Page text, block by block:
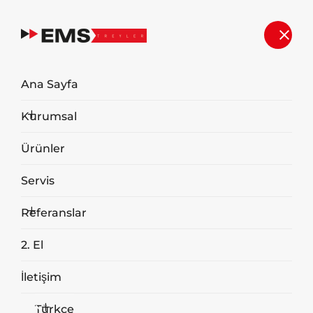
Ana Sayfa
Kurumsal
Ürünler
Servis
Referanslar
2. El
İletişim
Türkçe
İkinci El
2019 EMS 80m3 Kayar Tabanlı